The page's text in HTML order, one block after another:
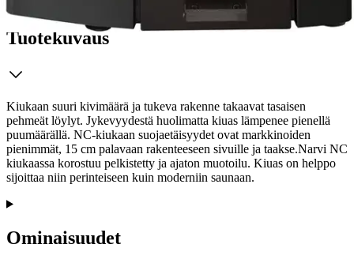
Tuotekuvaus
Kiukaan suuri kivimäärä ja tukeva rakenne takaavat tasaisen
pehmeät löylyt. Jykevyydestä huolimatta kiuas lämpenee pienellä
puumäärällä. NC-kiukaan suojaetäisyydet ovat markkinoiden
pienimmät, 15 cm palavaan rakenteeseen sivuille ja taakse.Narvi NC
kiukaassa korostuu pelkistetty ja ajaton muotoilu. Kiuas on helppo
sijoittaa niin perinteiseen kuin moderniin saunaan.
Ominaisuudet